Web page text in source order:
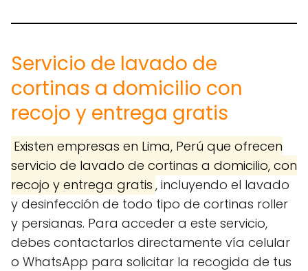
Servicio de lavado de
cortinas a domicilio con
recojo y entrega gratis
Existen empresas en Lima, Perú que ofrecen
servicio de lavado de cortinas a domicilio, con
recojo y entrega gratis , incluyendo el lavado
y desinfección de todo tipo de cortinas roller
y persianas. Para acceder a este servicio,
debes contactarlos directamente vía celular
o WhatsApp para solicitar la recogida de tus